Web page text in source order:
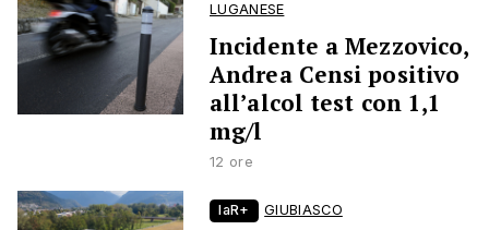
LUGANESE
Incidente a Mezzovico,
Andrea Censi positivo
all’alcol test con 1,1
mg/l
12 ore
laR+ GIUBIASCO